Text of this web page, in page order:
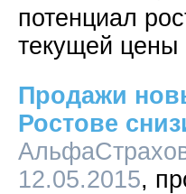
потенциал
текущей
Продажи
Ростове
12.05.2015